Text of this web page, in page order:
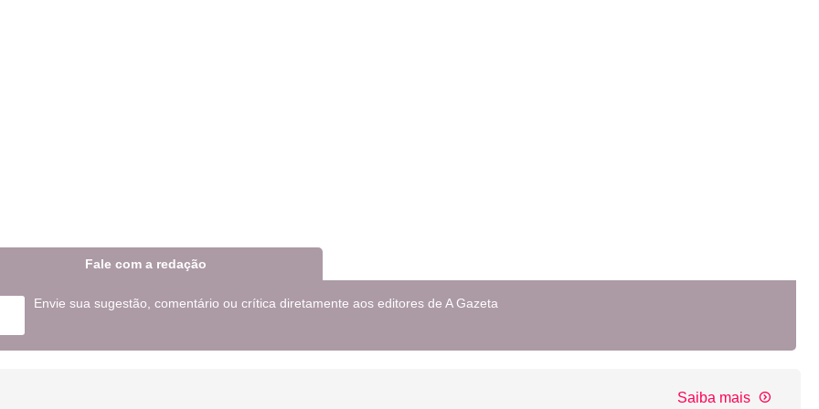
Fale com a redação
Envie sua sugestão, comentário ou crítica diretamente aos editores de A Gazeta
Saiba mais